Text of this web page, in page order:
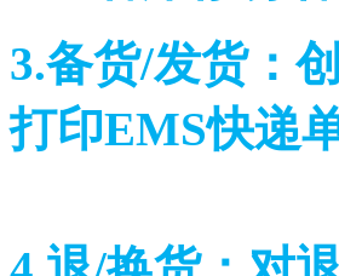
3.备货/发货：
打印EMS快递